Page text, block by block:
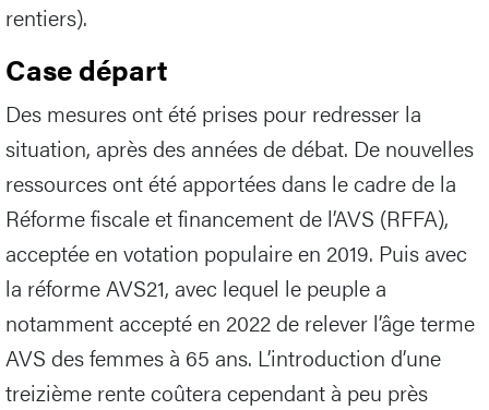
rentiers).
Case départ
Des mesures ont été prises pour redresser la
situation, après des années de débat. De nouvelles
ressources ont été apportées dans le cadre de la
Réforme fiscale et financement de l’AVS (RFFA),
acceptée en votation populaire en 2019. Puis avec
la réforme AVS21, avec lequel le peuple a
notamment accepté en 2022 de relever l’âge terme
AVS des femmes à 65 ans. L’introduction d’une
treizième rente coûtera cependant à peu près